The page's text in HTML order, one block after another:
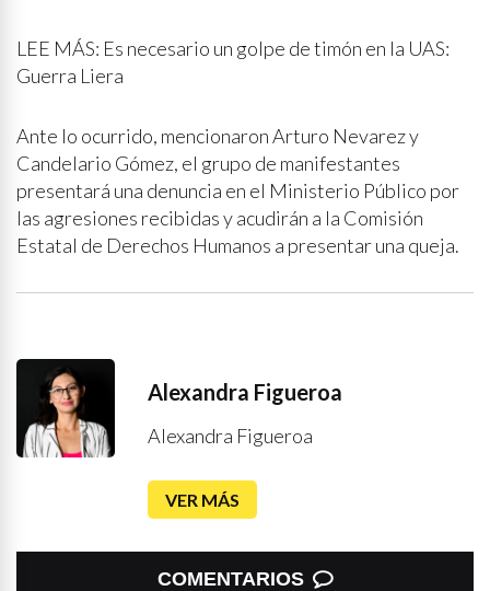
LEE MÁS: Es necesario un golpe de timón en la UAS:
Guerra Liera
Ante lo ocurrido, mencionaron Arturo Nevarez y
Candelario Gómez, el grupo de manifestantes
presentará una denuncia en el Ministerio Público por
las agresiones recibidas y acudirán a la Comisión
Estatal de Derechos Humanos a presentar una queja.
Alexandra Figueroa
Alexandra Figueroa
VER MÁS
COMENTARIOS